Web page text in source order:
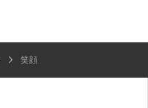
笑顔